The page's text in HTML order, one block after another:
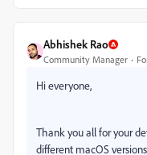
Abhishek Rao
Community Manager
Hi everyone,
Thank you all for your
different macOS